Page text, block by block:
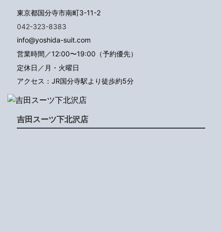
東京都国分寺市南町3-11-2
042-323-8383
info@yoshida-suit.com
営業時間／12:00〜19:00（予約優先）
定休日／月・火曜日
アクセス：JR国分寺駅より徒歩約5分
吉田スーツ下北沢店